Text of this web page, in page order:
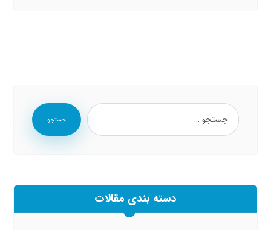
جستجو
دسته بندی مقالات